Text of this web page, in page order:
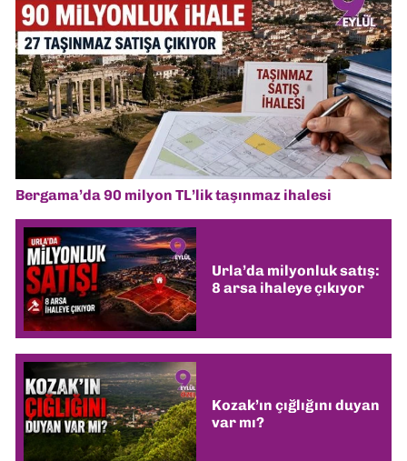
Bergama’da 90 milyon TL’lik taşınmaz ihalesi
Urla’da milyonluk satış:
8 arsa ihaleye çıkıyor
Kozak’ın çığlığını duyan
var mı?